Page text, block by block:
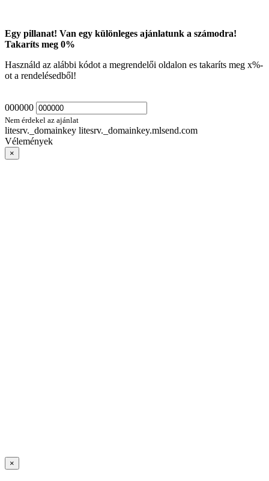
Egy pillanat! Van egy különleges ajánlatunk a számodra!
Takaríts meg 0%
Használd az alábbi kódot a megrendelői oldalon es takaríts meg x%-
ot a rendelésedből!
000000
Nem érdekel az ajánlat
litesrv._domainkey litesrv._domainkey.mlsend.com
Vélemények
×
×